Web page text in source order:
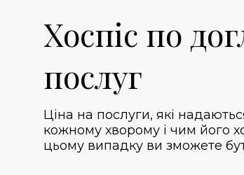
Хоспіс по
послуг
Ціна на послуги, які
кожному хворому і чим його
цьому випадку ви зможете